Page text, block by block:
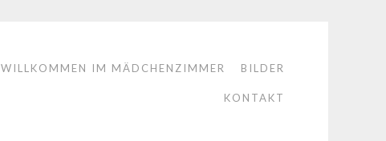
WILLKOMMEN IM MÄDCHENZIMMER BILDER
KONTAKT